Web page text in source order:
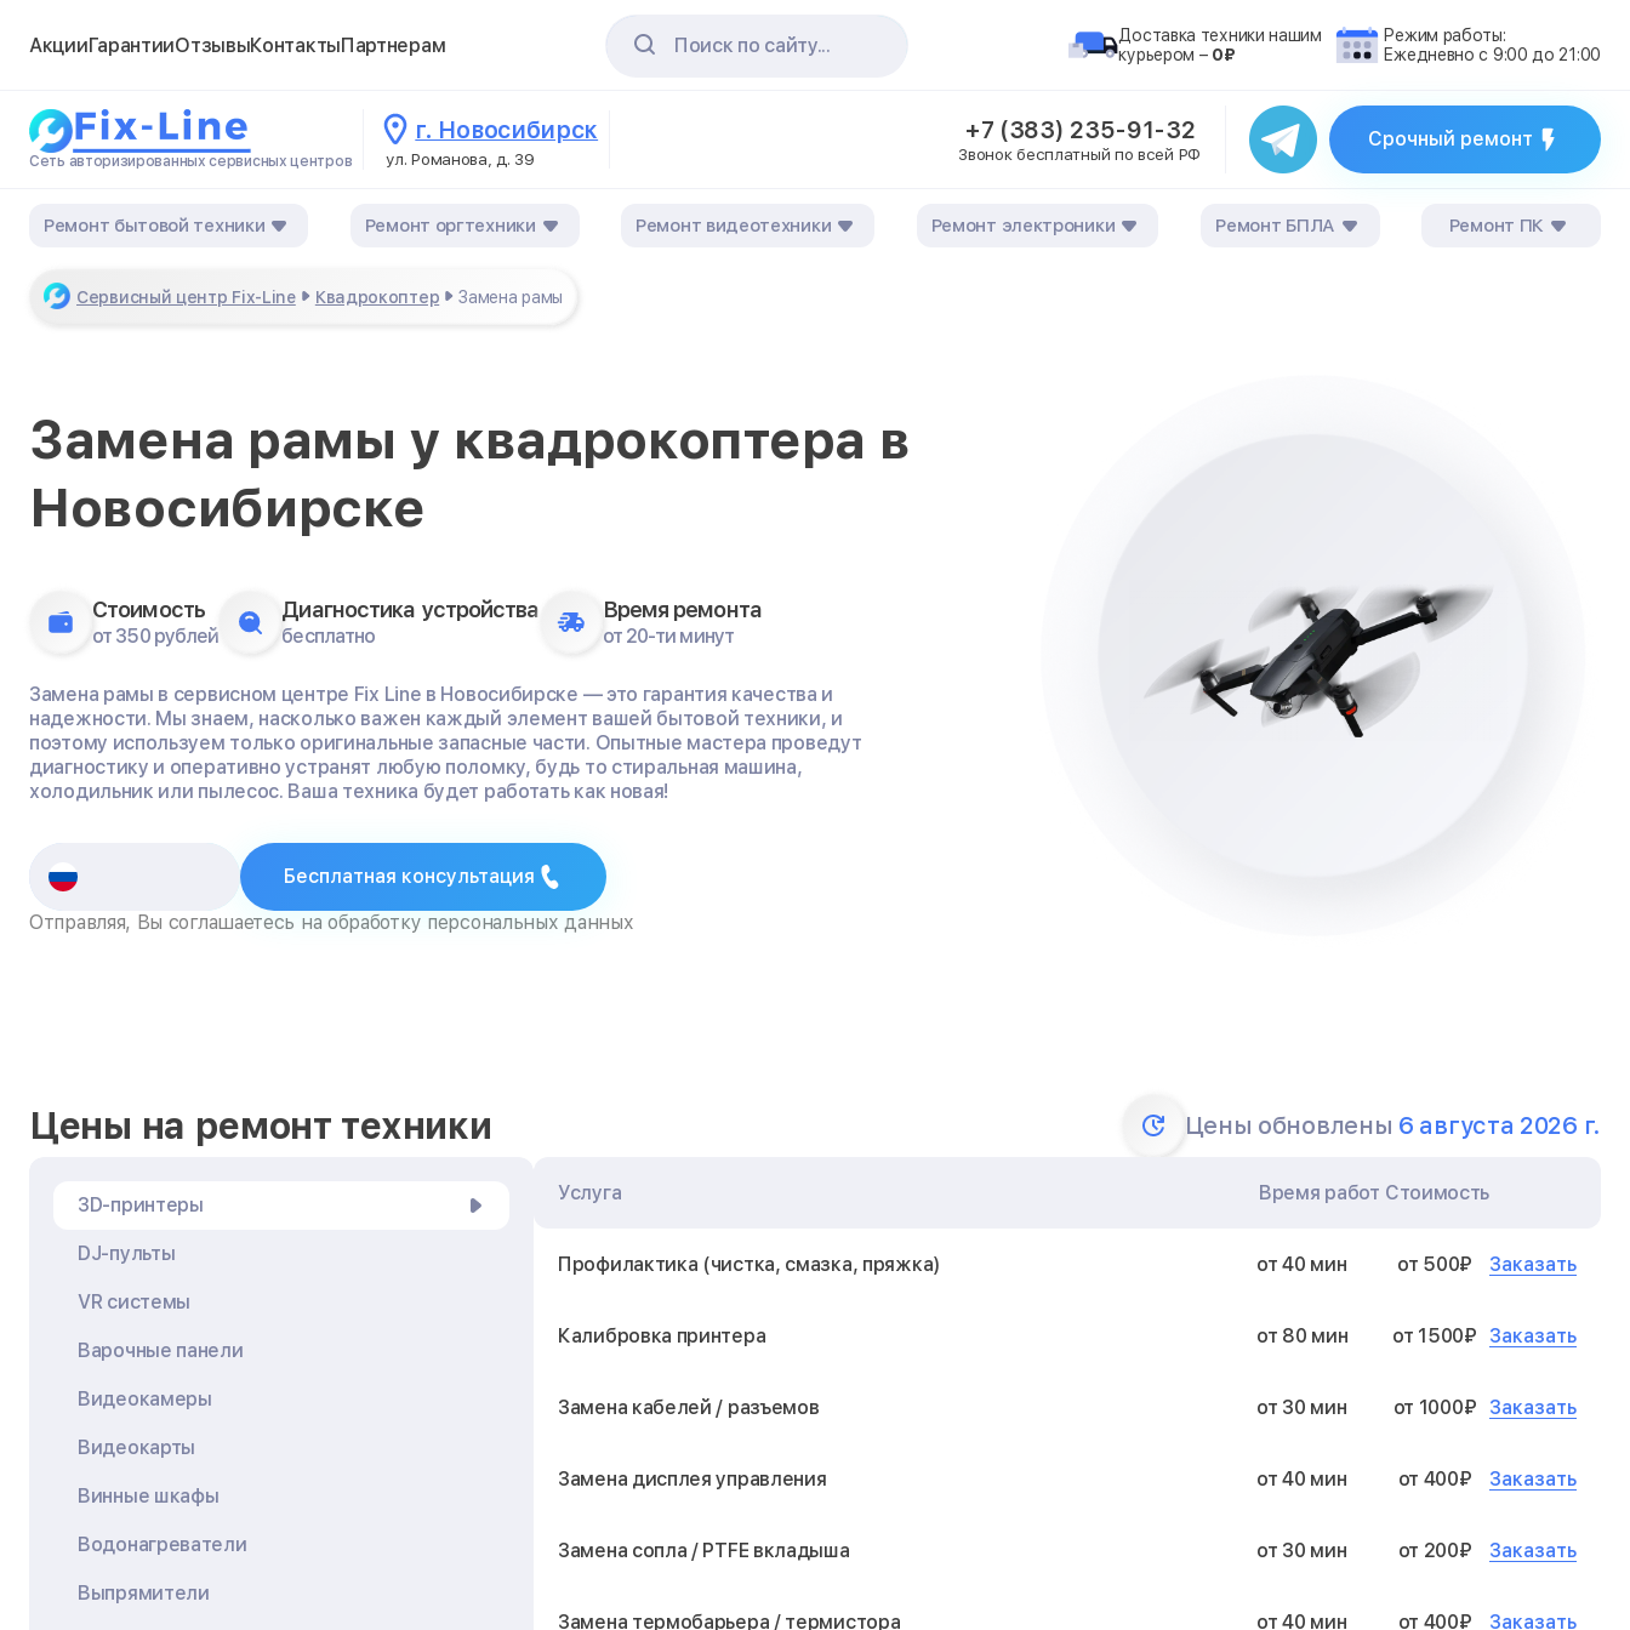
АкцииГарантииОтзывыКонтактыПартнерам Поиск по сайту...
Доставка техники нашим
курьером – 0₽
Режим работы:
Ежедневно с 9:00 до 21:00
Сеть авторизированных сервисных центров
г. Новосибирск
ул. Романова, д. 39
+7 (383) 235-91-32
Звонок бесплатный по всей РФ
Срочный ремонт
Ремонт бытовой техники Ремонт оргтехники Ремонт видеотехники Ремонт электроники Ремонт БПЛА Ремонт ПК
Сервисный центр Fix-Line Квадрокоптер Замена рамы
Замена рамы у квадрокоптера в
Новосибирске
Стоимость
от 350 рублей
Диагностика устройства
бесплатно
Время ремонта
от 20-ти минут
Замена рамы в сервисном центре Fix Line в Новосибирске — это гарантия качества и
надежности. Мы знаем, насколько важен каждый элемент вашей бытовой техники, и
поэтому используем только оригинальные запасные части. Опытные мастера проведут
диагностику и оперативно устранят любую поломку, будь то стиральная машина,
холодильник или пылесос. Ваша техника будет работать как новая!
Бесплатная консультация
Отправляя, Вы соглашаетесь на обработку персональных данных
Цены на ремонт техники Цены обновлены 6 августа 2026 г.
3D-принтеры
DJ-пульты
VR системы
Варочные панели
Видеокамеры
Видеокарты
Винные шкафы
Водонагреватели
Выпрямители
Услуга Время работ Стоимость
Профилактика (чистка, смазка, пряжка) от 40 мин от 500₽ Заказать
Калибровка принтера от 80 мин от 1500₽ Заказать
Замена кабелей / разъемов от 30 мин от 1000₽ Заказать
Замена дисплея управления от 40 мин от 400₽ Заказать
Замена сопла / PTFE вкладыша от 30 мин от 200₽ Заказать
Замена термобарьера / термистора от 40 мин от 400₽ Заказать